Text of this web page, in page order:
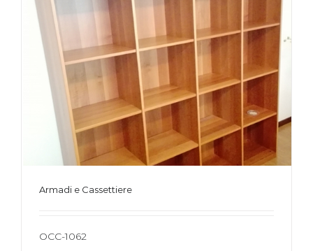
Armadi e Cassettiere
OCC-1062